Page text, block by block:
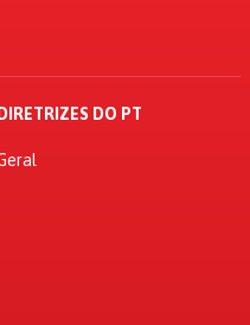
DIRETRIZES DO PT